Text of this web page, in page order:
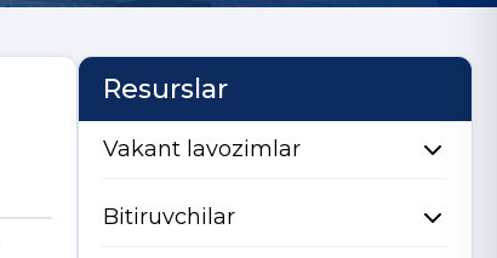
Resurslar
Vakant lavozimlar
Bitiruvchilar